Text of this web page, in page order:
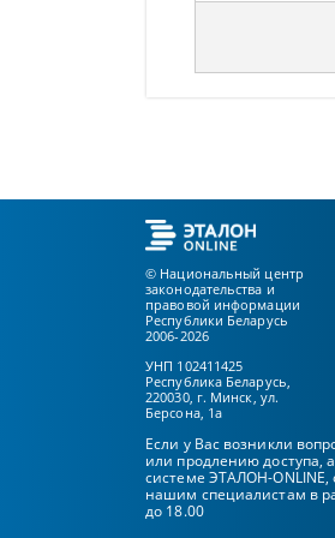
© Национальный центр
законодательства и
правовой информации
Республики Беларусь
2006-2026
УНП 102411425
Республика Беларусь,
220030, г. Минск, ул.
Берсона, 1а
Если у Вас возникли
или продлению доступа,
системе ЭТАЛОН-ONLINE,
нашим специалистам в
до 18.00